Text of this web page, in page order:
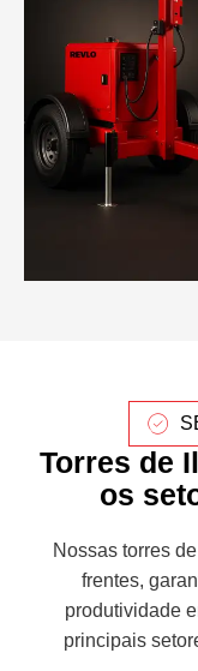
Torres de
os
Nossas torres
frentes,
produtividade
principais